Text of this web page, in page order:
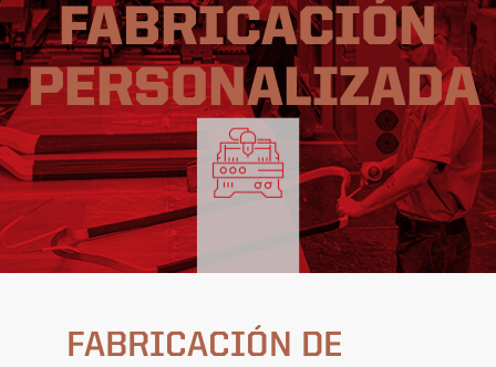
FABRICACIÓN
PERSONALIZADA
FABRICACIÓN DE